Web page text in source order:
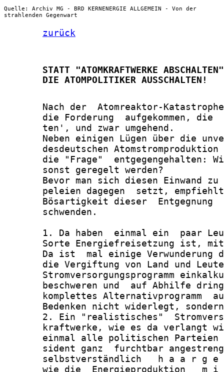
Quelle: Archiv MG - BRD KERNENERGIE ALLGEMEIN - Von der
strahlenden Gegenwart
zurück
STATT "ATOMKRAFTWERKE
       DIE ATOMPOLITIKER AUSSCHALTEN!
Nach der  Atomreaktor-
die Forderung  aufgekommen, die
       ten', und zwar umgehend.
Neben einigen Lügen über die
desdeutschen
die "Frage"  entgegengehalten:
       sonst geregelt werden?
Bevor man sich diesen Einwand
peleien dagegen  setzt,
Bösartigkeit dieser  Entgegnung
       schwenden.
1. Da haben  einmal ein  paar
Sorte Energiefreisetzung ist,
Da ist  mal einige Verwunderung
die Vergiftung von Land und
Stromversorgungsprogramm
beschweren und  auf Abhilfe
komplettes Alternativprogramm
Bedenken nicht widerlegt,
2. Ein "realistisches"
kraftwerke, wie es da verlangt
einmal alle politischen
sident ganz  furchtbar
selbstverständlich   h a a r g
wie die  Energieproduktion   m